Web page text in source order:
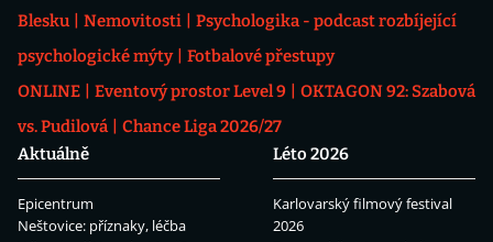
Blesku
Nemovitosti
Psychologika - podcast rozbíjející
psychologické mýty
Fotbalové přestupy
ONLINE
Eventový prostor Level 9
OKTAGON 92: Szabová
vs. Pudilová
Chance Liga 2026/27
Aktuálně
Epicentrum
Neštovice: příznaky, léčba
Léto 2026
Karlovarský filmový festival
2026